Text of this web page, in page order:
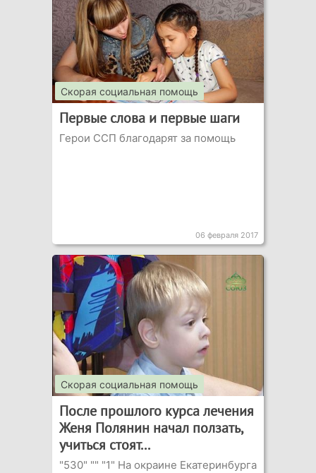
Скорая социальная помощь
Первые слова и первые шаги
Герои ССП благодарят за помощь
06 февраля 2017
Скорая социальная помощь
После прошлого курса лечения
Женя Полянин начал ползать,
учиться стоят...
"530" "" "1" На окраине Екатеринбурга